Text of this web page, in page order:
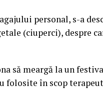
personal, s-a
(ciuperci), despre
să meargă la un
folosite în scop